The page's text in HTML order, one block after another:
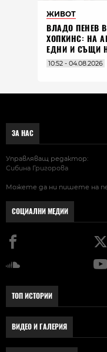
ЖИВОТ
ВЛАДO ПЕНЕВ
ХОПКИНС: НА
ЕДНИ И СЪЩИ
10:52 - 04.08.2026
ЗА НАС
Управляващ редактор:
Сибина Григорова
Можете да ни пишете на
СОЦИАЛНИ МЕДИИ
ТОП ИСТОРИИ
ВИДЕО И ГАЛЕРИЯ